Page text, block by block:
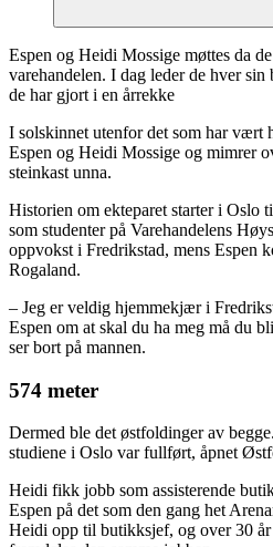
Espen og Heidi Mossige møttes da
varehandelen. I dag leder de hver
de har gjort i en årrekke
I solskinnet utenfor det som har vært
Espen og Heidi Mossige og mimrer
steinkast unna.
Historien om ekteparet starter i Oslo
som studenter på Varehandelens
oppvokst i Fredrikstad, mens Espen
Rogaland.
– Jeg er veldig hjemmekjær i
Espen om at skal du ha meg må du
ser bort på mannen.
574 meter
Dermed ble det østfoldinger av
studiene i Oslo var fullført, åpnet
Heidi fikk jobb som assisterende
Espen på det som den gang het
Heidi opp til butikksjef, og over 30 år